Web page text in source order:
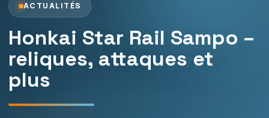
ACTUALITÉS
Honkai Star Rail Sampo –
reliques, attaques et
plus